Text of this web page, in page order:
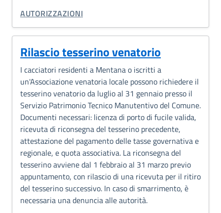
CATEGORIA CORRELATA:
AUTORIZZAZIONI
Rilascio tesserino venatorio
I cacciatori residenti a Mentana o iscritti a
un'Associazione venatoria locale possono richiedere il
tesserino venatorio da luglio al 31 gennaio presso il
Servizio Patrimonio Tecnico Manutentivo del Comune.
Documenti necessari: licenza di porto di fucile valida,
ricevuta di riconsegna del tesserino precedente,
attestazione del pagamento delle tasse governativa e
regionale, e quota associativa. La riconsegna del
tesserino avviene dal 1 febbraio al 31 marzo previo
appuntamento, con rilascio di una ricevuta per il ritiro
del tesserino successivo. In caso di smarrimento, è
necessaria una denuncia alle autorità.